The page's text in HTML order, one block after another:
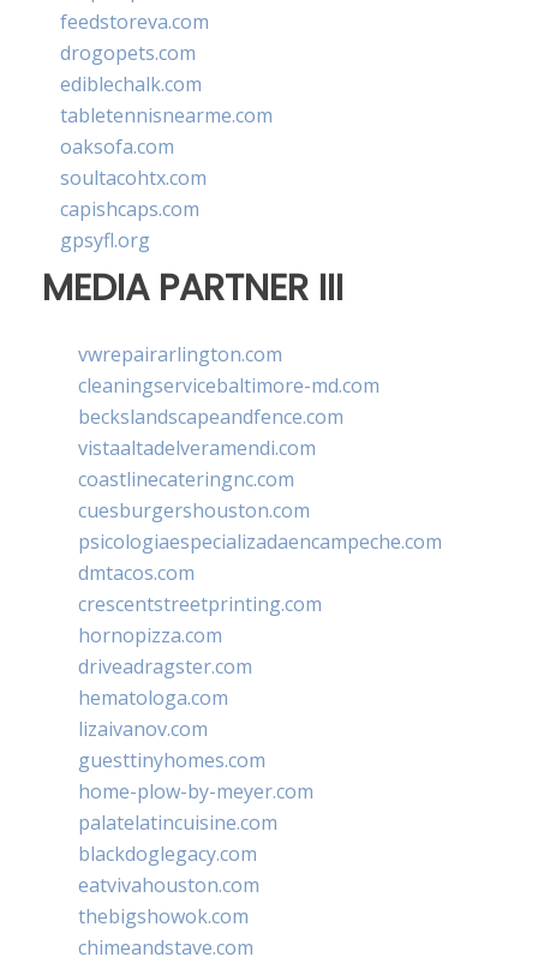
feedstoreva.com
drogopets.com
ediblechalk.com
tabletennisnearme.com
oaksofa.com
soultacohtx.com
capishcaps.com
gpsyfl.org
MEDIA PARTNER III
vwrepairarlington.com
cleaningservicebaltimore-md.com
beckslandscapeandfence.com
vistaaltadelveramendi.com
coastlinecateringnc.com
cuesburgershouston.com
psicologiaespecializadaencampeche.com
dmtacos.com
crescentstreetprinting.com
hornopizza.com
driveadragster.com
hematologa.com
lizaivanov.com
guesttinyhomes.com
home-plow-by-meyer.com
palatelatincuisine.com
blackdoglegacy.com
eatvivahouston.com
thebigshowok.com
chimeandstave.com